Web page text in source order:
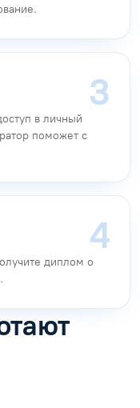
в личный
поможет с
диплом о